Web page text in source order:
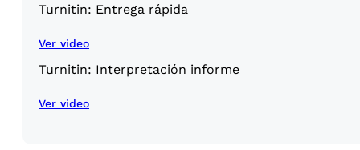
Turnitin: Entrega rápida
Ver video
Turnitin: Interpretación informe
Ver video